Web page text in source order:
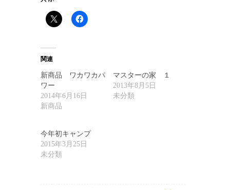
関連
新商品 ワカワカパ
ワー
2014年6月16日
新商品
マスターの家 １
2013年8月5日
未分類
今年初キャンプ
2015年3月25日
未分類